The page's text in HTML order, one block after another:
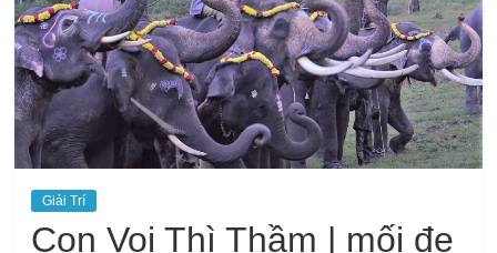
Giải Trí
Con Voi Thì Thầm | mối đe